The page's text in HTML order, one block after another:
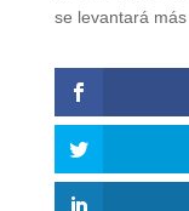
se levantará más